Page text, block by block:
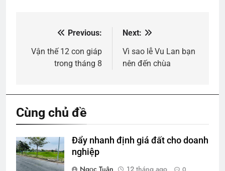
hướng
Previous:
Vận thế 12 con giáp
trong tháng 8
Next:
Vì sao lễ Vu Lan bạn
nên đến chùa
Cùng chủ đề
Đẩy nhanh định giá đất cho doanh
nghiệp
Ngọc Tuân
12 tháng ago